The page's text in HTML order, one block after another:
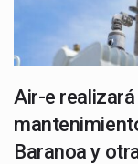
Air-e
Baranoa y